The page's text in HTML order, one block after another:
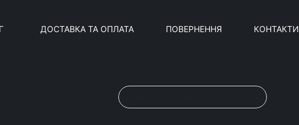
ДОСТАВКА ТА ОПЛАТА ПОВЕРНЕННЯ КОНТАКТИ